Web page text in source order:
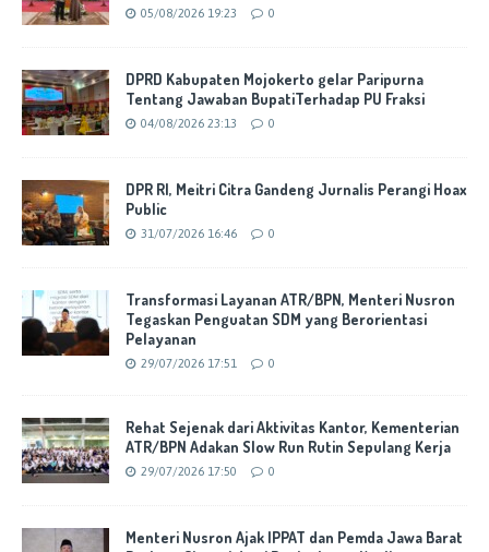
05/08/2026 19:23 0
DPRD Kabupaten Mojokerto gelar Paripurna
Tentang Jawaban BupatiTerhadap PU Fraksi
04/08/2026 23:13 0
DPR RI, Meitri Citra Gandeng Jurnalis Perangi Hoax
Public
31/07/2026 16:46 0
Transformasi Layanan ATR/BPN, Menteri Nusron
Tegaskan Penguatan SDM yang Berorientasi
Pelayanan
29/07/2026 17:51 0
Rehat Sejenak dari Aktivitas Kantor, Kementerian
ATR/BPN Adakan Slow Run Rutin Sepulang Kerja
29/07/2026 17:50 0
Menteri Nusron Ajak IPPAT dan Pemda Jawa Barat